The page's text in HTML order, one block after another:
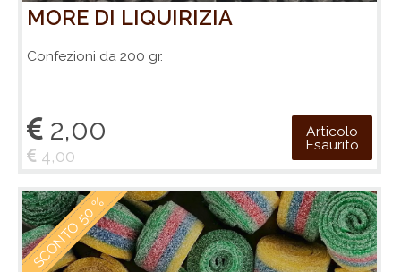
MORE DI LIQUIRIZIA
Confezioni da 200 gr.
2,00
4,00
Articolo
Esaurito
SCONTO 50 %